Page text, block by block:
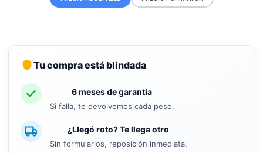
Tu compra está blindada
6 meses de garantía
Si falla, te devolvemos cada peso.
¿Llegó roto? Te llega otro
Sin formularios, reposición inmediata.